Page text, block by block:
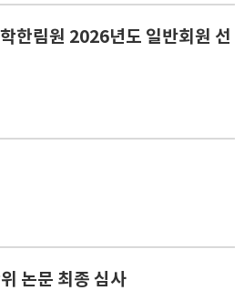
한림원 2026년도 일반회원 선
논문 최종 심사